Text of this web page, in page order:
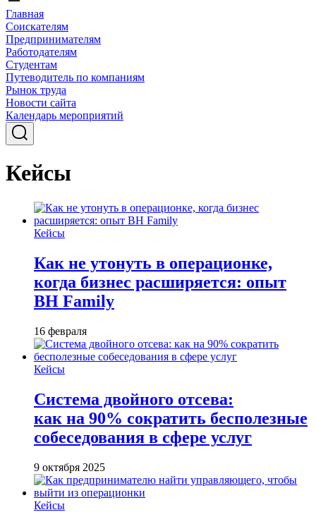
Главная
Соискателям
Предпринимателям
Работодателям
Студентам
Путеводитель по компаниям
Рынок труда
Новости сайта
Календарь мероприятий
Кейсы
Кейсы
Как не утонуть в операционке,
когда бизнес расширяется: опыт
BH Family
16 февраля
Кейсы
Система двойного отсева:
как на 90% сократить бесполезные
собеседования в сфере услуг
9 октября 2025
Кейсы